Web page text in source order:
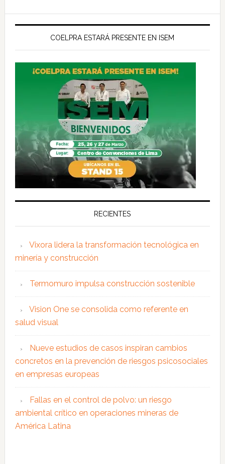
COELPRA ESTARÁ PRESENTE EN ISEM
RECIENTES
Vixora lidera la transformación tecnológica en
minería y construcción
Termomuro impulsa construcción sostenible
Vision One se consolida como referente en
salud visual
Nueve estudios de casos inspiran cambios
concretos en la prevención de riesgos psicosociales
en empresas europeas
Fallas en el control de polvo: un riesgo
ambiental crítico en operaciones mineras de
América Latina